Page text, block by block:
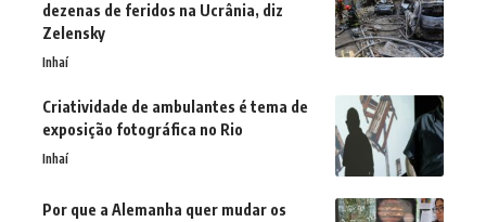
dezenas de feridos na Ucrânia, diz
Zelensky
Inhaí
Criatividade de ambulantes é tema de
exposição fotográfica no Rio
Inhaí
Por que a Alemanha quer mudar os